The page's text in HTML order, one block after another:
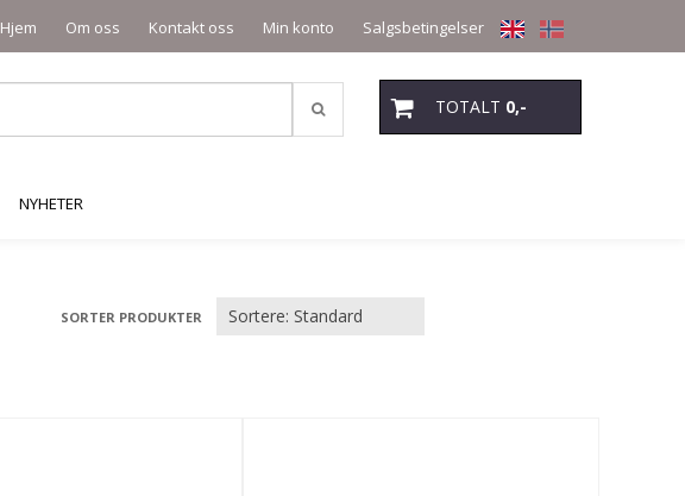
Hjem Om oss Kontakt oss Min konto Salgsbetingelser
TOTALT 0,-
NYHETER
SORTER PRODUKTER